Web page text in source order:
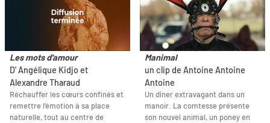
Les mots d'amour
D' Angélique Kidjo et
Alexandre Tharaud
Réchauffer les cœurs confinés et
remettre l’émotion à sa place
naturelle, tout au centre de
Manimal
un clip de Antoine Antoine
Antoine
Un dîner extravagant dans un
manoir. La comtesse présente
son nouvel animal, un poney en